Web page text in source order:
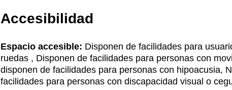
Accesibilidad
Espacio accesible: Disponen de facilidades para
ruedas , Disponen de facilidades para personas con
disponen de facilidades para personas con hipoacusia,
facilidades para personas con discapacidad visual o